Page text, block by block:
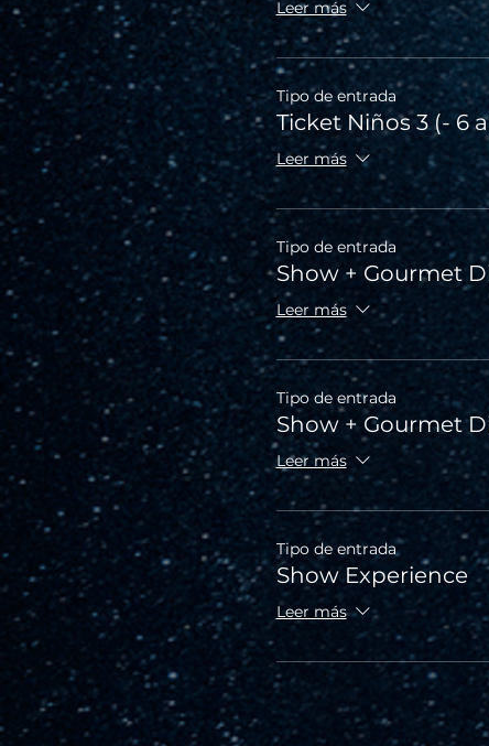
Leer más
Tipo de entrada
Ticket Niños 3 (- 6
Leer más
Tipo de entrada
Show + Gourmet
Leer más
Tipo de entrada
Show + Gourmet
Leer más
Tipo de entrada
Show Experience
Leer más